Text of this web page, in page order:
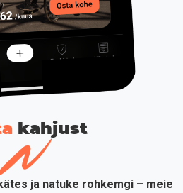
kahjust
ja natuke rohkemgi – meie